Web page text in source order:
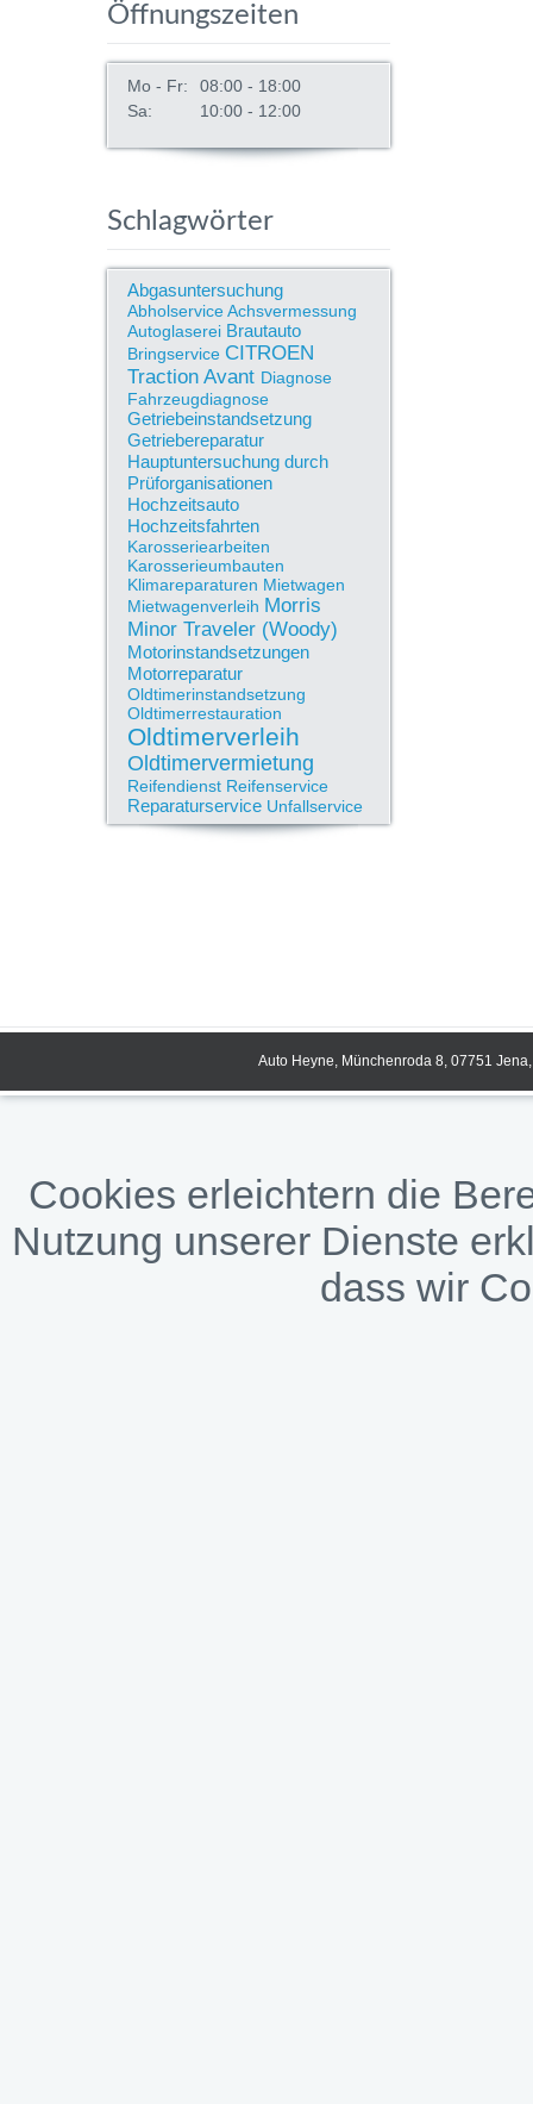
Öffnungszeiten
Mo - Fr:
08:00 - 18:00
Sa:
10:00 - 12:00
Schlagwörter
Abgasuntersuchung
AbholserviceAchsvermessung
Autoglaserei Brautauto
Bringservice CITROEN
Traction Avant Diagnose
Fahrzeugdiagnose
Getriebeinstandsetzung
Getriebereparatur
Hauptuntersuchung durch
Prüforganisationen
Hochzeitsauto
Hochzeitsfahrten
Karosseriearbeiten
Karosserieumbauten
Klimareparaturen Mietwagen
Mietwagenverleih Morris
Minor Traveler (Woody)
Motorinstandsetzungen
Motorreparatur
Oldtimerinstandsetzung
Oldtimerrestauration
Oldtimerverleih
Oldtimervermietung
Reifendienst Reifenservice
Reparaturservice Unfallservice
Auto Heyne, Münchenroda 8, 07751
Cookies erleichtern die
Nutzung unserer Dienste
dass wir